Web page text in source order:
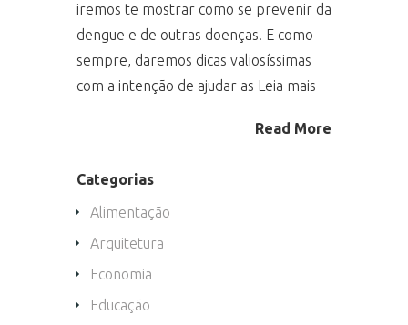
iremos te mostrar como se prevenir da
dengue e de outras doenças. E como
sempre, daremos dicas valiosíssimas
com a intenção de ajudar as Leia mais
Read More
Categorias
Alimentação
Arquitetura
Economia
Educação